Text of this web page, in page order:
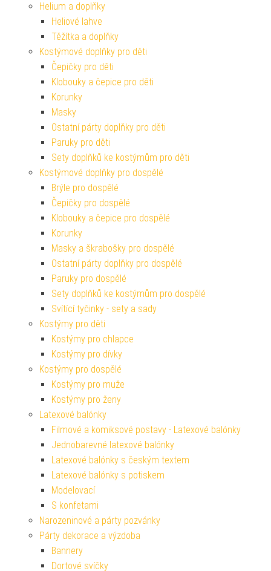
Helium a doplňky
Heliové lahve
Těžítka a doplňky
Kostýmové doplňky pro děti
Čepičky pro děti
Klobouky a čepice pro děti
Korunky
Masky
Ostatní párty doplňky pro děti
Paruky pro děti
Sety doplňků ke kostýmům pro děti
Kostýmové doplňky pro dospělé
Brýle pro dospělé
Čepičky pro dospělé
Klobouky a čepice pro dospělé
Korunky
Masky a škrabošky pro dospělé
Ostatní párty doplňky pro dospělé
Paruky pro dospělé
Sety doplňků ke kostýmům pro dospělé
Svítící tyčinky - sety a sady
Kostýmy pro děti
Kostýmy pro chlapce
Kostýmy pro dívky
Kostýmy pro dospělé
Kostýmy pro muže
Kostýmy pro ženy
Latexové balónky
Filmové a komiksové postavy - Latexové balónky
Jednobarevné latexové balónky
Latexové balónky s českým textem
Latexové balónky s potiskem
Modelovací
S konfetami
Narozeninové a párty pozvánky
Párty dekorace a výzdoba
Bannery
Dortové svíčky